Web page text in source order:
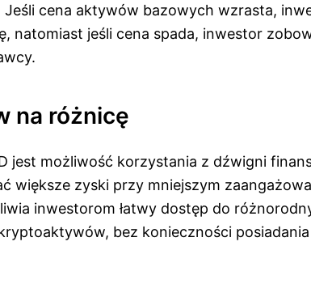
cena aktywów bazowych wzrasta,
natomiast jeśli cena spada, inwestor
na różnicę
jest możliwość korzystania z dźwigni
większe zyski przy mniejszym
inwestorom łatwy dostęp do
bez konieczności